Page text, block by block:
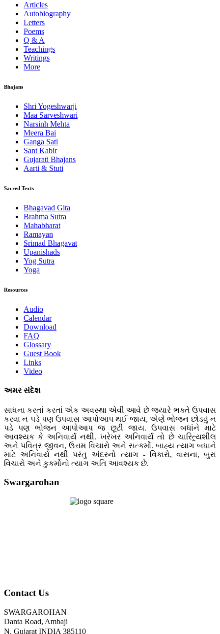
Articles
Autobiography
Letters
Poems
Q & A
Teachings
Writings
More
Bhajans
Shri Yogeshwarji
Maa Sarveshwari
Narsinh Mehta
Meera Bai
Ganga Sati
Sant Kabir
Gujarati Bhajans
Aarti & Stuti
Sacred Texts
Bhagavad Gita
Brahma Sutra
Mahabharat
Ramayan
Srimad Bhagavat
Upanishads
Yog Sutra
Yoga
Resources
Audio
Calendar
Download
FAQ
Glossary
Guest Book
Links
Video
અમર સંદેશ
સાધના કરતાં કરતાં એક અવસ્થા એવી આવે છે જ્યારે ભક્તે ઉપવાસ
કરવા ન પડે પણ ઉપવાસ આપોઆપ થઈ જાય, એણે ભોજન છોડવું ન
પડે પણ ભોજન આપોઆપ જ છૂટી જાય. ઉપવાસ બધાંને માટે
આવશ્યક કે અનિવાર્ય નથી. ખરેખર અનિવાર્ય તો છે ચારિત્ર્યશીલ
અને પવિત્ર જીવન, ઉત્તમ વિચારો અને સત્કર્મો. બાહ્ય ત્યાગ બધાને
માટે અનિવાર્ય નથી પરંતુ અંદરનો ત્યાગ - વિકારો, વાસના, બુરા
વિચારો અને કુકર્મોનો ત્યાગ અતિ આવશ્યક છે.
Swargarohan
Contact Us
SWARGAROHAN
Danta Road, Ambaji
N. Gujarat INDIA 385110